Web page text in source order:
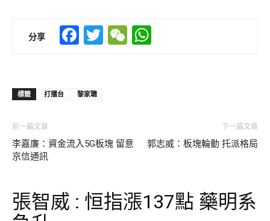
分享 Facebook
TwitterWeChat
標籤 打擂台 黎家聰
前一篇文章
李嘉廉：資金流入5G板塊 留意
京信通訊
下一篇文章
郭志威：板塊輪動 托派格局
張智威 : 恒指漲137點 藥明系